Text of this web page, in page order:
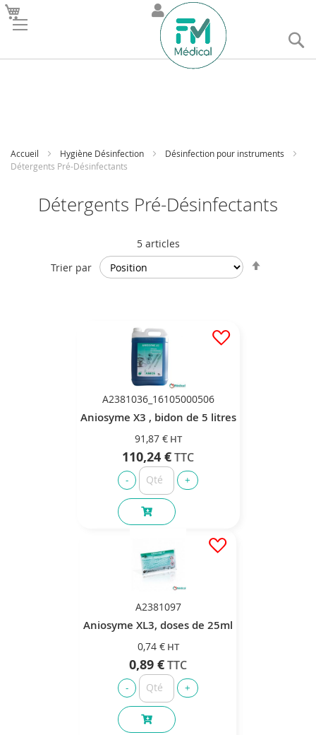
Accueil Hygiène Désinfection
Désinfection pour instruments
Détergents Pré-Désinfectants
Détergents Pré-Désinfectants
5articles
Trier par
A2381036_16105000506
Aniosyme X3 , bidon de 5 litres
91,87 €
110,24 €
A2381097
Aniosyme XL3, doses de 25ml
0,74 €
0,89 €